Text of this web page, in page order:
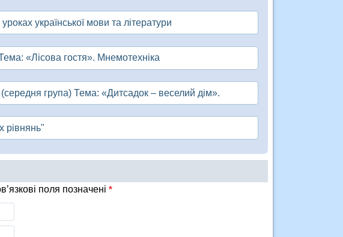
української мови та літератури
«Лісова гостя». Мнемотехніка
група) Тема: «Дитсадок – веселий дім».
рівнянь"
поля позначені *